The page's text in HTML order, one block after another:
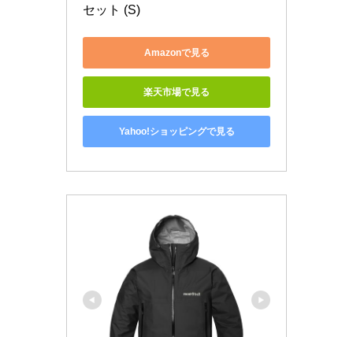
セット (S)
Amazonで見る
楽天市場で見る
Yahoo!ショッピングで見る